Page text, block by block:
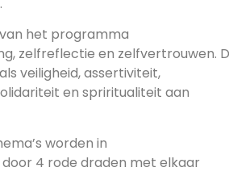
het programma
zelfreflectie en zelfvertrouwen.
veiligheid, assertiviteit,
en spriritualiteit aan
worden in
4 rode draden met elkaar